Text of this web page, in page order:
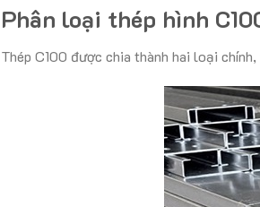
Phân loại thép hình
Thép C100 được chia thành hai loại